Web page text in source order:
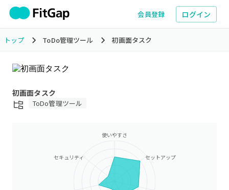
会員登録 ログイン
トップ ToDo管理ツール 初画面タスク
初画面タスク
ToDo管理ツール
使いやすさ
セットアップ
セキュリティ